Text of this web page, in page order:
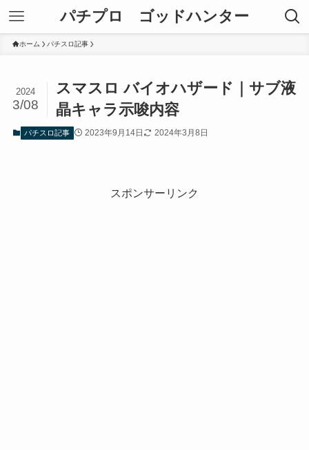
パチプロ ゴッドハンター
ホーム パチスロ記事
スマスロ バイオハザード｜サブ液
晶キャラ示唆内容
2024
3/08
パチスロ記事 2023年9月14日 2024年3月8日
スポンサーリンク